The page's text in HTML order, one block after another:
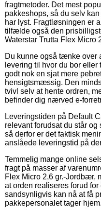
fragtmetoder. Det mest
pakkeshops, så du selv
har lyst. Fragtløsningen er
tilfælde også den
Waterstar Trutta Flex Micro
Du kunne også tænke over
levering til hvor du bor
godt nok en sjat mere
hensigtsmæssig. Den
tvivl selv at hente ordren,
befinder dig nærved e-
Leveringstiden på Default
relevant forudsat du står
så derfor er det faktisk
anslåede leveringstid på
Temmelig mange online
fragt på masser af
Flex Micro 2,6 gr.-Jordbær,
at orden realiseres forud
sandsynligvis kan nå at få
pakkepersonalet tager hjem.